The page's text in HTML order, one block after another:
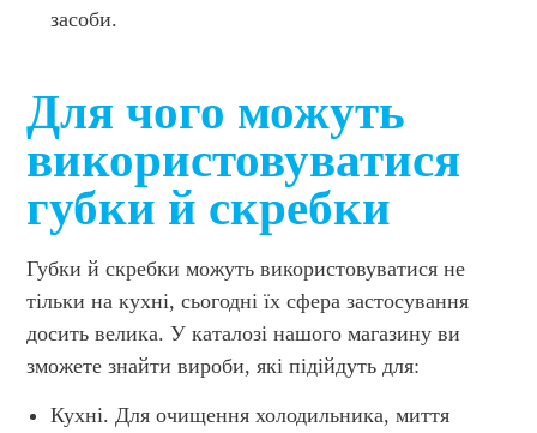
засоби.
Для чого можуть
використовуватися
губки й скребки
Губки й скребки можуть використовуватися не
тільки на кухні, сьогодні їх сфера застосування
досить велика. У каталозі нашого магазину ви
зможете знайти вироби, які підійдуть для:
Кухні. Для очищення холодильника, миття